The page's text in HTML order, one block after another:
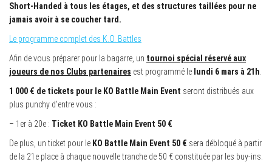
Short-Handed à tous les étages, et des structures taillées pour ne
jamais avoir à se coucher tard.
Le programme complet des K.O. Battles
Afin de vous préparer pour la bagarre, un tournoi spécial réservé aux
joueurs de nos Clubs partenaires est programmé le lundi 6 mars à 21h
1 000 € de tickets pour le KO Battle Main Event seront distribués aux
plus punchy d’entre vous :
– 1er à 20e : Ticket KO Battle Main Event 50 €
De plus, un ticket pour le KO Battle Main Event 50 € sera débloqué à partir
de la 21e place à chaque nouvelle tranche de 50 € constituée par les buy-ins.